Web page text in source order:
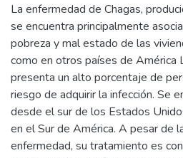
La enfermedad de Chagas,
se encuentra principalmente
pobreza y mal estado de las
como en otros países de América
presenta un alto porcentaje de
riesgo de adquirir la infección. Se
desde el sur de los Estados
en el Sur de América. A pesar de
enfermedad, su tratamiento es